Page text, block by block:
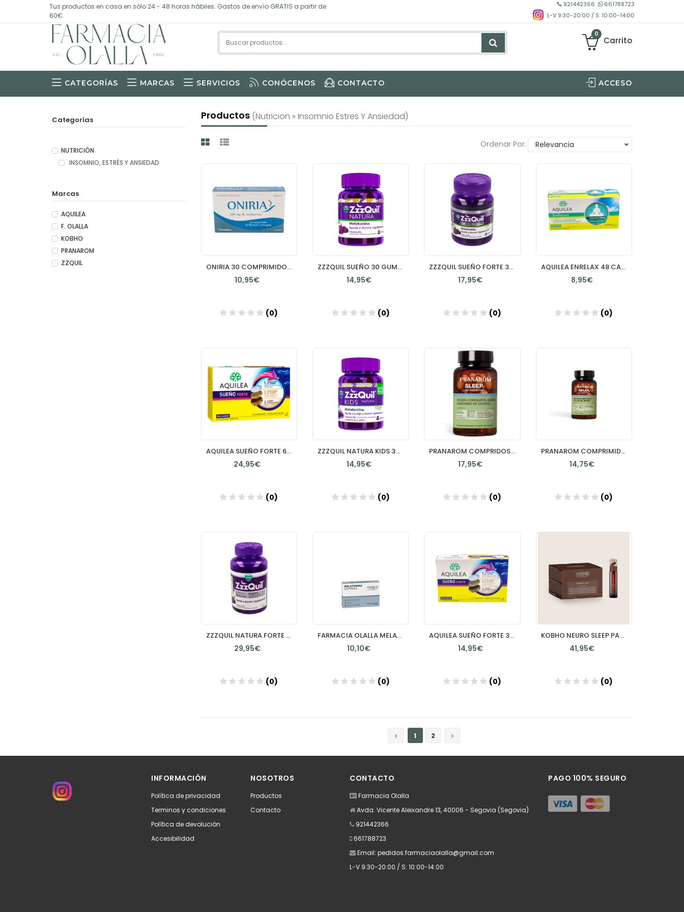
Tus productos en casa en sólo 24 - 48 horas hábiles. Gastos de envío GRATIS a partir de
60€.
921442366
661788723
L-V 9:30-20:00 / S: 10:00-14:00
0
Carrito
CATEGORÍAS MARCAS SERVICIOS CONÓCENOS CONTACTO ACCESO
Productos (nutricion » Insomnio Estres Y Ansiedad)
Ordenar Por:
ONIRIA 30 COMPRIMIDOS RECUBIERTOS
10,95€
(0)
ZZZQUIL SUEÑO 30 GUMMIES SABOR FRUTOS DEL BOSQUE
14,95€
(0)
ZZZQUIL SUEÑO FORTE 30 GUMMIES SABOR FRUTOS DEL BOSQUE
17,95€
(0)
Añadir
AQUILEA ENRELAX 48 CAPSULAS
8,95€
(0)
AQUILEA SUEÑO FORTE 60 COMPRIMIDOS
24,95€
(0)
ZZZQUIL NATURA KIDS 30 GUMMIES SABOR FRUTOS DEL BOSQUE
14,95€
(0)
PRANAROM COMPRIDOS SLEEP 60 COMPRIMIDOS
17,95€
(0)
PRANAROM COMPRIMIDOS RELAX
14,75€
(0)
ZZZQUIL NATURA FORTE 60 GUMMIES SABOR FRUTOS DEL BOSQUE
29,95€
(0)
FARMACIA OLALLA MELATONINA COMPLEX 40 CPS
10,10€
(0)
AQUILEA SUEÑO FORTE 30 COMPRIMIDOS
14,95€
(0)
KOBHO NEURO SLEEP PACK 28 VIALES + CAPSULAS
41,95€
(0)
1
2
Categorías
NUTRICIÓN
INSOMNIO, ESTRÉS Y ANSIEDAD
Marcas
AQUILEA
F. OLALLA
KOBHO
PRANAROM
ZZQUIL
INFORMACIÓN
Política de privacidad
Terminos y condiciones
Política de devolución
Accesibilidad
NOSOTROS
Productos
Contacto
CONTACTO
Farmacia Olalla
Avda. Vicente Aleixandre 13, 40006 - Segovia (Segovia)
921442366
661788723
Email: pedidos.farmaciaolalla@gmail.com
L-V 9:30-20:00 / S: 10:00-14:00
PAGO 100% SEGURO